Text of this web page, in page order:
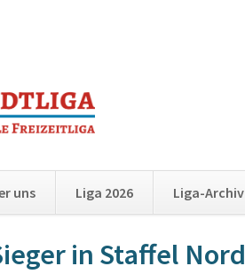
uns Liga 2026 Liga-Archiv
in Staffel Nord